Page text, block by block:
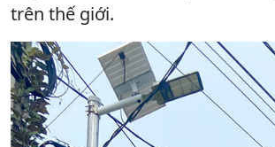
trên thế giới.